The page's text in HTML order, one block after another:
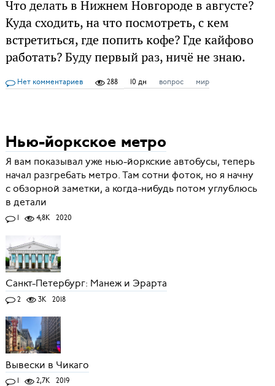
Что делать в Нижнем Новгороде в августе?
Куда сходить, на что посмотреть, с кем
встретиться, где попить кофе? Где кайфово
работать? Буду первый раз, ничё не знаю.
Нет комментариев 288 10 дн вопрос мир
Нью-йоркское метро
Я вам показывал уже нью-йоркские автобусы, теперь
начал разгребать метро. Там сотни фоток, но я начну
с обзорной заметки, а когда-нибудь потом углублюсь
в детали
1 4,8K 2020
Санкт-Петербург: Манеж и Эрарта
2 3K 2018
Вывески в Чикаго
1 2,7K 2019